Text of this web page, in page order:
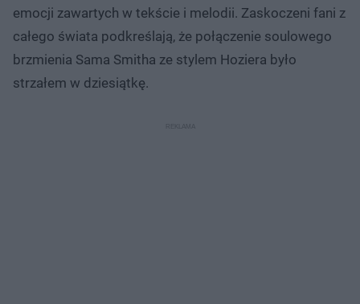
emocji zawartych w tekście i melodii. Zaskoczeni fani z
całego świata podkreślają, że połączenie soulowego
brzmienia Sama Smitha ze stylem Hoziera było
strzałem w dziesiątkę.